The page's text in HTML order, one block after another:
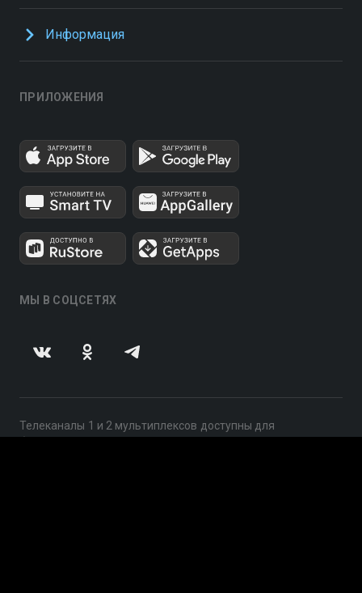
Информация
ПРИЛОЖЕНИЯ
МЫ В СОЦСЕТЯХ
Телеканалы 1 и 2 мультиплексов доступны для